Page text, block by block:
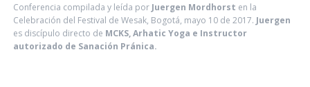
Conferencia compilada y leída por Juergen Mordhorst en la
Celebración del Festival de Wesak, Bogotá, mayo 10 de 2017. Juergen
es discípulo directo de MCKS, Arhatic Yoga e Instructor
autorizado de Sanación Pránica.